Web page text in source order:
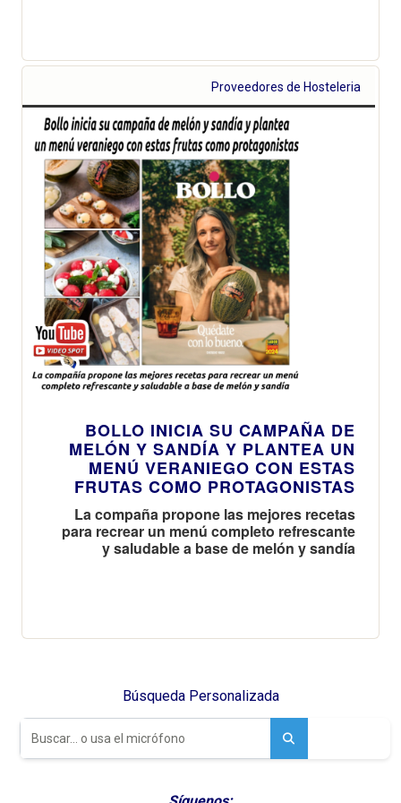
Proveedores de Hosteleria
BOLLO INICIA SU CAMPAÑA DE
MELÓN Y SANDÍ­A Y PLANTEA UN
MENÚ VERANIEGO CON ESTAS
FRUTAS COMO PROTAGONISTAS
La compaña propone las mejores recetas
para recrear un menú completo refrescante
y saludable a base de melón y sandía
Búsqueda Personalizada